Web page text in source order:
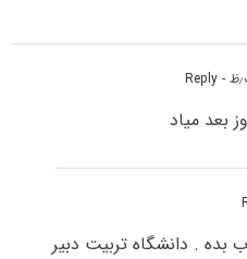
- Reply
بعد میاد
بده . دانشگاه تربیت دبیر